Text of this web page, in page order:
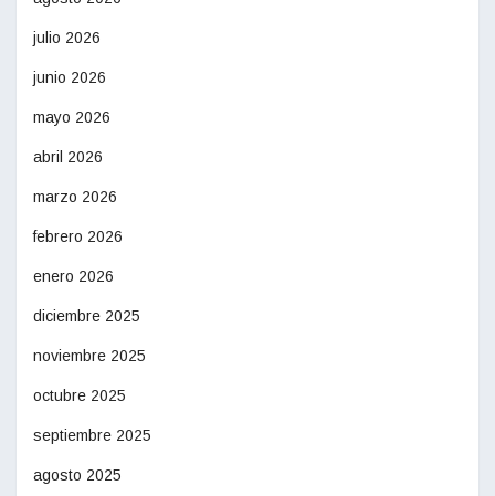
julio 2026
junio 2026
mayo 2026
abril 2026
marzo 2026
febrero 2026
enero 2026
diciembre 2025
noviembre 2025
octubre 2025
septiembre 2025
agosto 2025